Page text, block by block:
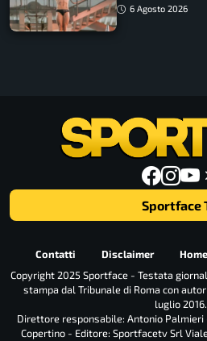
6 Agosto 2026
Sportface
Contatti Disclaimer
Copyright 2025 Sportface - Testata
stampa dal Tribunale di Roma con
luglio 2016.
Direttore responsabile: Antonio
Copertino - Editore: Sportfacetv Srl